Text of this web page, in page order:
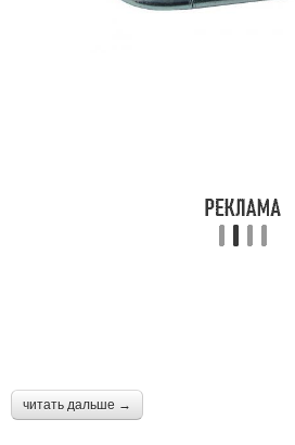
читать дальше →